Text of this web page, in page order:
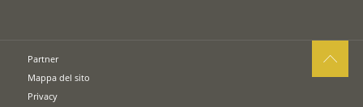
Partner
Mappa del sito
Privacy